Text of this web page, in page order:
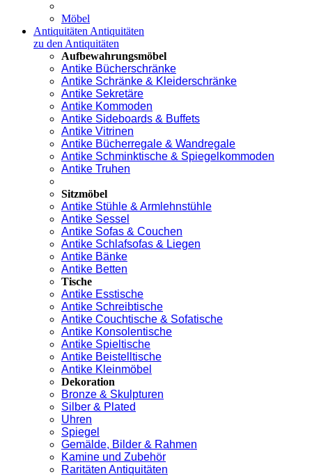
Möbel
Antiquitäten Antiquitäten
zu den Antiquitäten
Aufbewahrungsmöbel
Antike Bücherschränke
Antike Schränke & Kleiderschränke
Antike Sekretäre
Antike Kommoden
Antike Sideboards & Buffets
Antike Vitrinen
Antike Bücherregale & Wandregale
Antike Schminktische & Spiegelkommoden
Antike Truhen
Sitzmöbel
Antike Stühle & Armlehnstühle
Antike Sessel
Antike Sofas & Couchen
Antike Schlafsofas & Liegen
Antike Bänke
Antike Betten
Tische
Antike Esstische
Antike Schreibtische
Antike Couchtische & Sofatische
Antike Konsolentische
Antike Spieltische
Antike Beistelltische
Antike Kleinmöbel
Dekoration
Bronze & Skulpturen
Silber & Plated
Uhren
Spiegel
Gemälde, Bilder & Rahmen
Kamine und Zubehör
Raritäten Antiquitäten